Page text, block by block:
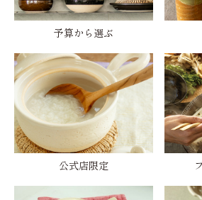
予算から選ぶ
公式店限定